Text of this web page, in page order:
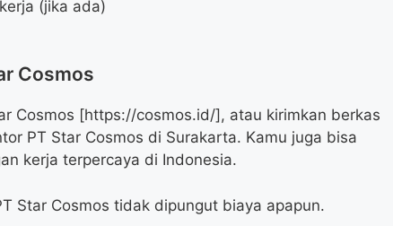
(jika ada)
Cosmos
Cosmos [https://cosmos.id/], atau kirimkan berkas
PT Star Cosmos di Surakarta. Kamu juga bisa
kerja terpercaya di Indonesia.
Star Cosmos tidak dipungut biaya apapun.